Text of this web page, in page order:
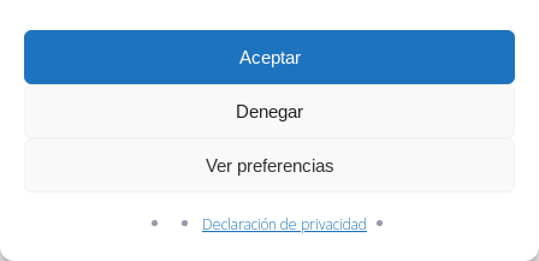
Aceptar
Denegar
Ver preferencias
Declaración de privacidad
© RED EXTREMADURA VERDE 2026.
CPOTHEMES.